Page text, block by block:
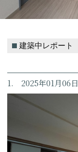
建築中レポート
1. 2025年01月06日